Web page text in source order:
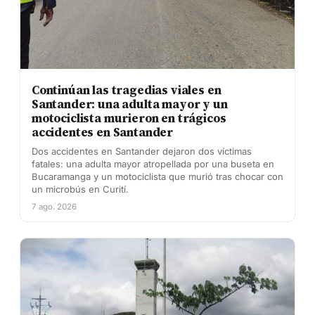
Continúan las tragedias viales en
Santander: una adulta mayor y un
motociclista murieron en trágicos
accidentes en Santander
Dos accidentes en Santander dejaron dos víctimas
fatales: una adulta mayor atropellada por una buseta en
Bucaramanga y un motociclista que murió tras chocar con
un microbús en Curití.
7 ago. 2026